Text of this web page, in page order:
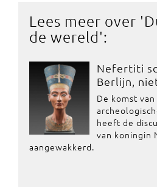
Lees meer over '
de wereld':
Nefertiti
Berlijn,
De komst
heeft de
van koningin
aangewakkerd.